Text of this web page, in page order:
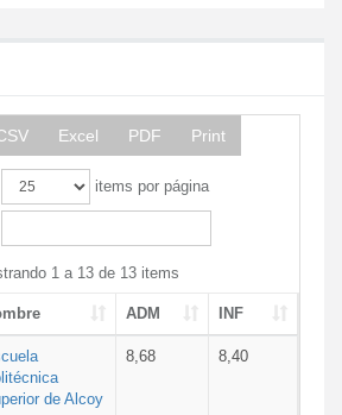
Excel PDF Print
items por página
1 a 13 de 13 items
ADM INF
de Alcoy
8,68 8,40